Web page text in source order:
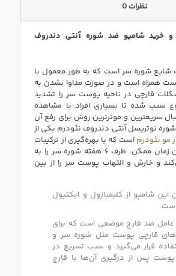
نظرات 0
خرید شامپو ضد شوره آنتی دندروف
شایع شوره سر است که به طور معمول با
همراه است و در صورت مداوا نشدن به
قارچی در ناحیه پوست سر را تشدید
سبب شده تا بسیاری افراد با مشاهده
سریعترین و موثرترین روش برای رفع آن
نوتریسل آنتی دندروف نئودرم یکی از
مو نئودرم است که با بهره‌گیری از ترکیبات
موثر در کوتاهترین زمان ممکن، ظرف ۶ هفته شوره سر را به
و خارش و التهاب پوست سر را از بین
این شامپو از کلیمبازول و ایکتیول
ضد قارچ موضعی است که برای
قارچی پوست مثل شوره سر و
قرار می‌گیرد و سبب تسریع در
پوست پس از درگیری آن‌ها با قارچ